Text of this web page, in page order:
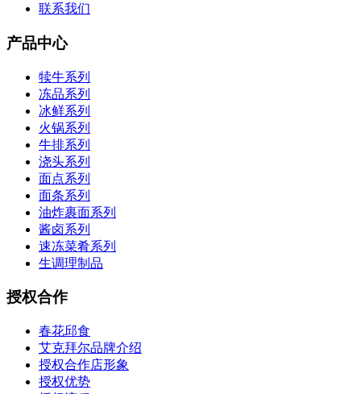
联系我们
产品中心
犊牛系列
冻品系列
冰鲜系列
火锅系列
牛排系列
浇头系列
面点系列
面条系列
油炸裹面系列
酱卤系列
速冻菜肴系列
生调理制品
授权合作
春花邱食
艾克拜尔品牌介绍
授权合作店形象
授权优势